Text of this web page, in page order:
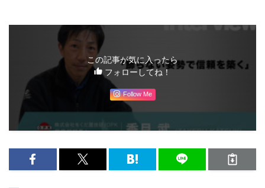
この記事が気に入ったら
フォローしてね！
Follow Me